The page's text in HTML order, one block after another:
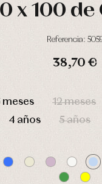
x 100
Referencia:
38,70 €
meses 12 meses
4 años 5 años